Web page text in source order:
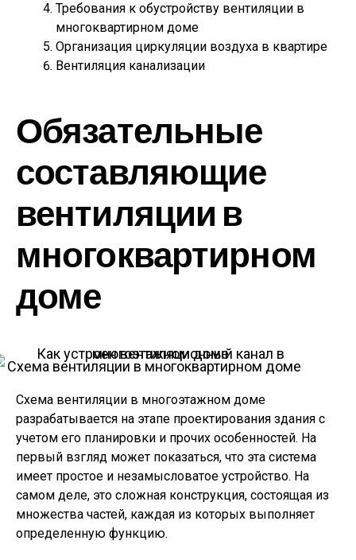
Требования к обустройству вентиляции в
многоквартирном доме
Организация циркуляции воздуха в квартире
Вентиляция канализации
Обязательные
составляющие
вентиляции в
многоквартирном
доме
Схема вентиляции в многоквартирном доме
Схема вентиляции в многоэтажном доме
разрабатывается на этапе проектирования здания с
учетом его планировки и прочих особенностей. На
первый взгляд может показаться, что эта система
имеет простое и незамысловатое устройство. На
самом деле, это сложная конструкция, состоящая из
множества частей, каждая из которых выполняет
определенную функцию.